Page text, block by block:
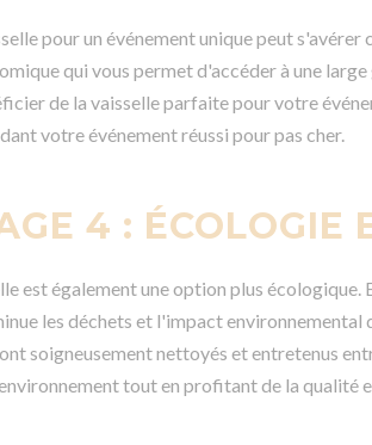
pour un événement unique peut
qui vous permet d'accéder à une
de la vaisselle parfaite pour votre
votre événement réussi pour pas cher.
4 : ÉCOLOGIE
est également une option plus
les déchets et l'impact
soigneusement nettoyés et entretenus
tout en profitant de la qualité